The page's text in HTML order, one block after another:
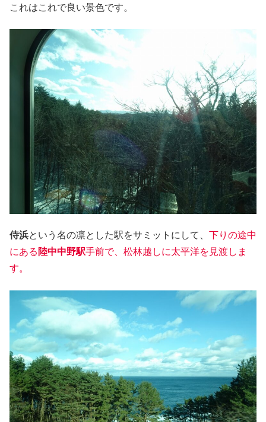
これはこれで良い景色です。
侍浜という名の凛とした駅をサミットにして、 下りの途中
にある 陸中中野駅手前で、松林越しに太平洋を見渡しま
す。